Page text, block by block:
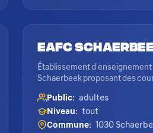
EAFC
Établissement
Schaerbeek proposant des
Public: adultes
Niveau: tout
Commune: 1030